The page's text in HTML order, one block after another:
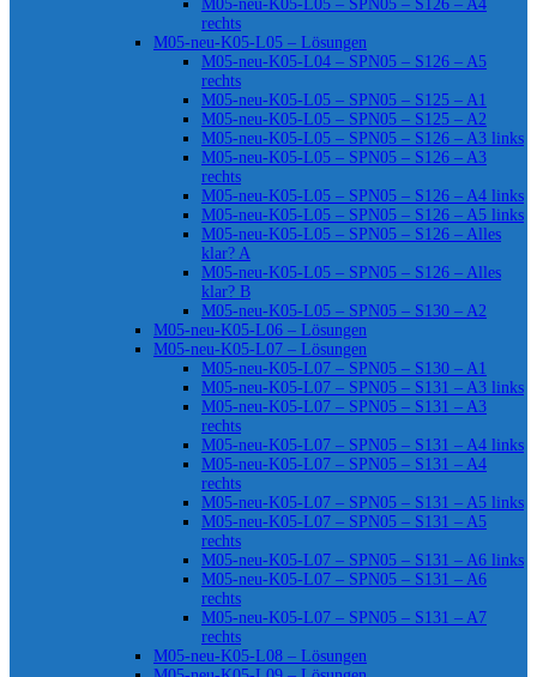
M05-neu-K05-L05 – SPN05 – S126 – A4
rechts
M05-neu-K05-L05 – Lösungen
M05-neu-K05-L04 – SPN05 – S126 – A5
rechts
M05-neu-K05-L05 – SPN05 – S125 – A1
M05-neu-K05-L05 – SPN05 – S125 – A2
M05-neu-K05-L05 – SPN05 – S126 – A3 links
M05-neu-K05-L05 – SPN05 – S126 – A3
rechts
M05-neu-K05-L05 – SPN05 – S126 – A4 links
M05-neu-K05-L05 – SPN05 – S126 – A5 links
M05-neu-K05-L05 – SPN05 – S126 – Alles
klar? A
M05-neu-K05-L05 – SPN05 – S126 – Alles
klar? B
M05-neu-K05-L05 – SPN05 – S130 – A2
M05-neu-K05-L06 – Lösungen
M05-neu-K05-L07 – Lösungen
M05-neu-K05-L07 – SPN05 – S130 – A1
M05-neu-K05-L07 – SPN05 – S131 – A3 links
M05-neu-K05-L07 – SPN05 – S131 – A3
rechts
M05-neu-K05-L07 – SPN05 – S131 – A4 links
M05-neu-K05-L07 – SPN05 – S131 – A4
rechts
M05-neu-K05-L07 – SPN05 – S131 – A5 links
M05-neu-K05-L07 – SPN05 – S131 – A5
rechts
M05-neu-K05-L07 – SPN05 – S131 – A6 links
M05-neu-K05-L07 – SPN05 – S131 – A6
rechts
M05-neu-K05-L07 – SPN05 – S131 – A7
rechts
M05-neu-K05-L08 – Lösungen